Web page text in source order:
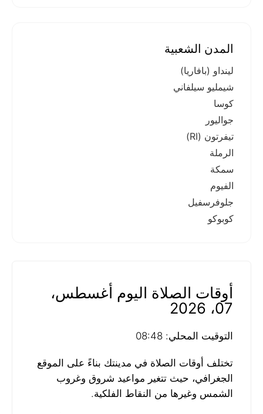
المدن الشعبية
لينداو (بافاريا)
شيمليو سيلفاني
كوسا
جواليور
تيفرتون (RI)
الرملة
سمكة
الفيوم
جلوفرسفيل
كوبوكو
أوقات الصلاة اليوم أغسطس،
07، 2026
التوقيت المحلي: 08:48
تختلف أوقات الصلاة في مدينتك بناءً على الموقع
الجغرافي، حيث تتغير مواعيد شروق وغروب
الشمس وغيرها من النقاط الفلكية.